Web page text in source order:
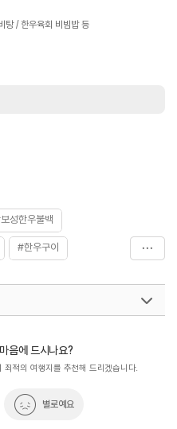
탕 / 한우육회 비빔밥 등
성한우불백
#한우구이
033-738-3425
음에 드시나요?
적의 여행지를 추천해 드리겠습니다.
별로예요